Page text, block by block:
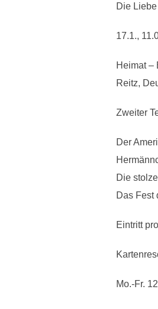
Die
17.1.,
Heimat –
Reitz,
Zweiter
Der
Die
Das Fest
Eintritt
Mo.-Fr.